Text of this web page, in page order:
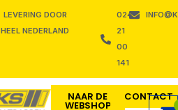
LEVERING DOOR
HEEL NEDERLAND
024
21
00
141
NAAR DE
WEBSHOP
CONTACT